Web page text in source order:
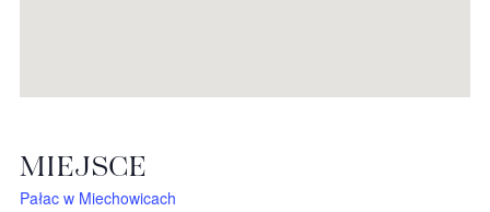
MIEJSCE
Pałac w Miechowicach